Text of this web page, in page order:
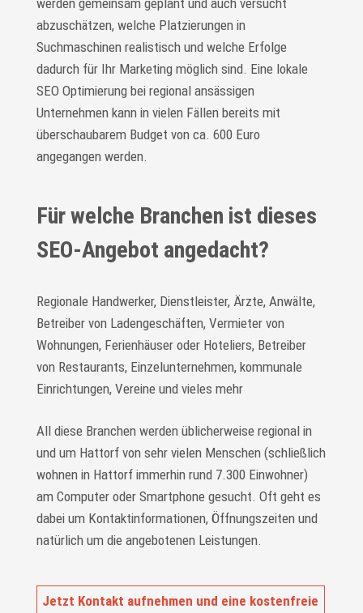
abzuschätzen, welche Platzierungen in
Suchmaschinen realistisch und welche Erfolge
dadurch für Ihr Marketing möglich sind. Eine lokale
SEO Optimierung bei regional ansässigen
Unternehmen kann in vielen Fällen bereits mit
überschaubarem Budget von ca. 600 Euro
angegangen werden.
Für welche Branchen ist dieses
SEO-Angebot angedacht?
Regionale Handwerker, Dienstleister, Ärzte, Anwälte,
Betreiber von Ladengeschäften, Vermieter von
Wohnungen, Ferienhäuser oder Hoteliers, Betreiber
von Restaurants, Einzelunternehmen, kommunale
Einrichtungen, Vereine und vieles mehr
All diese Branchen werden üblicherweise regional in
und um Hattorf von sehr vielen Menschen (schließlich
wohnen in Hattorf immerhin rund 7.300 Einwohner)
am Computer oder Smartphone gesucht. Oft geht es
dabei um Kontaktinformationen, Öffnungszeiten und
natürlich um die angebotenen Leistungen.
Jetzt Kontakt aufnehmen und eine kostenfreie